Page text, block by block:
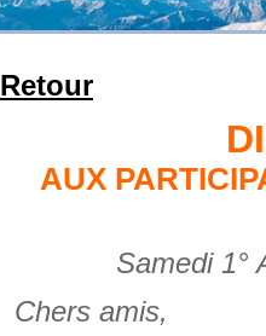
Retour
AUX
Samedi 1°
Chers amis,